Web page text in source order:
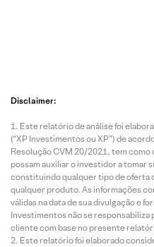
Disclaimer:
Este relatório de análise foi
(“XP Investimentos ou XP”) de
Resolução CVM 20/2021, tem
possam auxiliar o investidor a tomar
constituindo qualquer tipo de oferta
qualquer produto. As informações
válidas na data de sua divulgação e
Investimentos não se
cliente com base no presente
Este relatório foi elaborado